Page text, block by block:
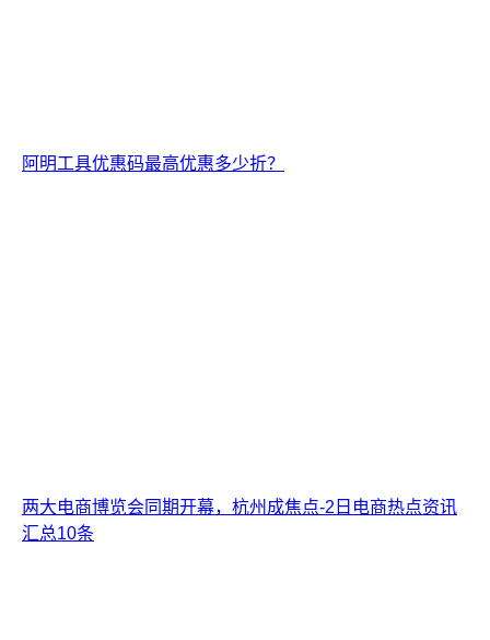
阿明工具优惠码最高优惠多少折？
两大电商博览会同期开幕，杭州成焦点-2日电商热点资讯
汇总10条